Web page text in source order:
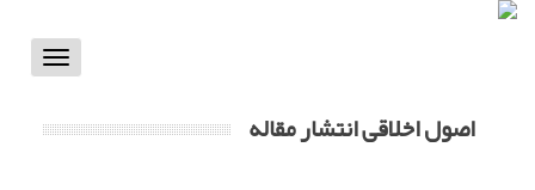
Toggle
اصول اخلاقی انتشار مقاله